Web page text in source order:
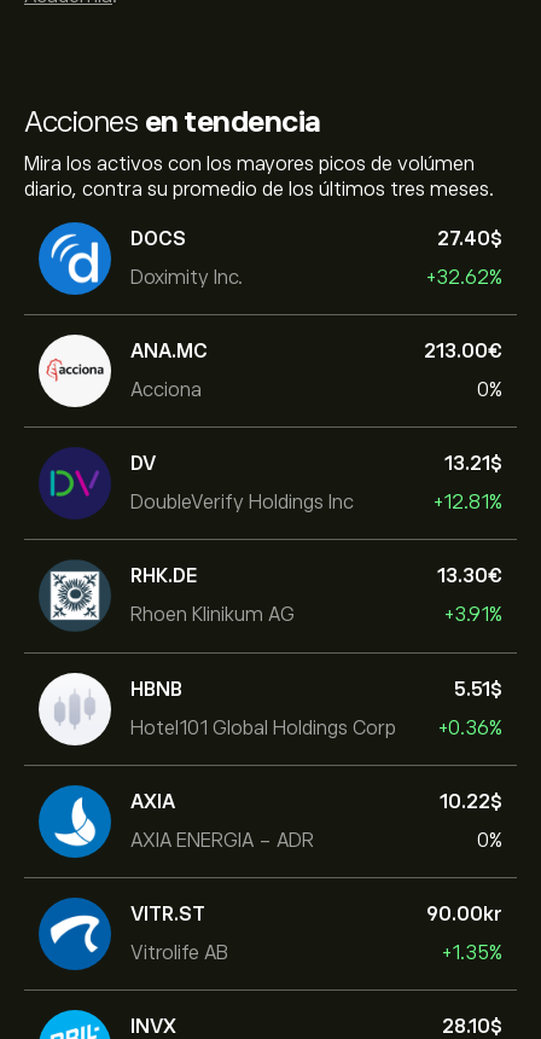
Acciones en tendencia
Mira los activos con los mayores picos de volúmen
diario, contra su promedio de los últimos tres meses.
DOCS
Doximity Inc.
27.40‎$‎
+32.62%
ANA.MC
Acciona
213.00‎€‎
0%
DV
DoubleVerify Holdings Inc
13.21‎$‎
+12.81%
RHK.DE
Rhoen Klinikum AG
13.30‎€‎
+3.91%
HBNB
Hotel101 Global Holdings Corp
5.51‎$‎
+0.36%
AXIA
AXIA ENERGIA - ADR
10.22‎$‎
0%
VITR.ST
Vitrolife AB
90.00‎kr‎
+1.35%
INVX
28.10‎$‎